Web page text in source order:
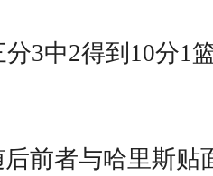
3中2得到10分1
前者与哈里斯